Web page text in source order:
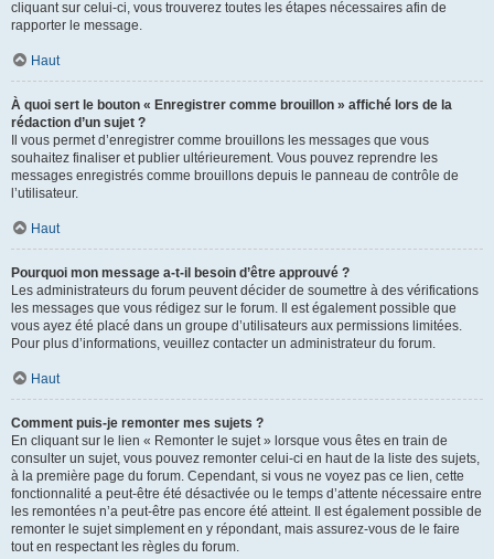
cliquant sur celui-ci, vous trouverez toutes les étapes nécessaires afin de
rapporter le message.
Haut
À quoi sert le bouton « Enregistrer comme brouillon » affiché lors de la
rédaction d’un sujet ?
Il vous permet d’enregistrer comme brouillons les messages que vous
souhaitez finaliser et publier ultérieurement. Vous pouvez reprendre les
messages enregistrés comme brouillons depuis le panneau de contrôle de
l’utilisateur.
Haut
Pourquoi mon message a-t-il besoin d’être approuvé ?
Les administrateurs du forum peuvent décider de soumettre à des vérifications
les messages que vous rédigez sur le forum. Il est également possible que
vous ayez été placé dans un groupe d’utilisateurs aux permissions limitées.
Pour plus d’informations, veuillez contacter un administrateur du forum.
Haut
Comment puis-je remonter mes sujets ?
En cliquant sur le lien « Remonter le sujet » lorsque vous êtes en train de
consulter un sujet, vous pouvez remonter celui-ci en haut de la liste des sujets,
à la première page du forum. Cependant, si vous ne voyez pas ce lien, cette
fonctionnalité a peut-être été désactivée ou le temps d’attente nécessaire entre
les remontées n’a peut-être pas encore été atteint. Il est également possible de
remonter le sujet simplement en y répondant, mais assurez-vous de le faire
tout en respectant les règles du forum.